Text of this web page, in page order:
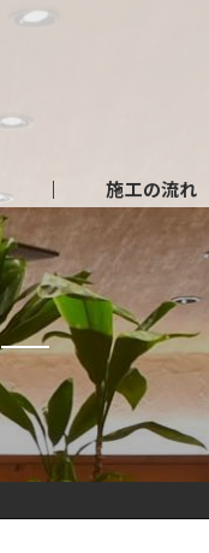
施工の流れ